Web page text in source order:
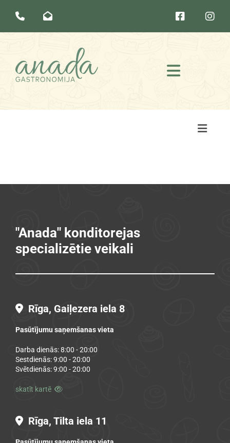
   
"Anada" konditorejas
specializētie veikali
 Rīga, Gaiļezera iela 8
Pasūtījumu saņemšanas vieta
Darba dienās: 8:00 - 20:00
Sestdienās: 9:00 - 20:00
Svētdienās: 9:00 - 20:00
skatīt kartē 
 Rīga, Tilta iela 11